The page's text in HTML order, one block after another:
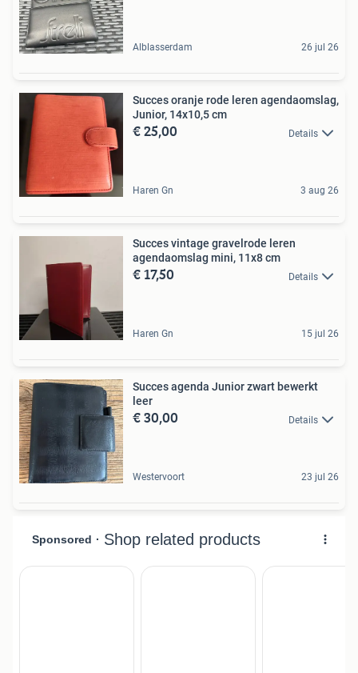
Alblasserdam 26 jul 26
Succes oranje rode leren agendaomslag,
Junior, 14x10,5 cm
€ 25,00 Details
Haren Gn 3 aug 26
Succes vintage gravelrode leren
agendaomslag mini, 11x8 cm
€ 17,50 Details
Haren Gn 15 jul 26
Succes agenda Junior zwart bewerkt
leer
€ 30,00 Details
Westervoort 23 jul 26